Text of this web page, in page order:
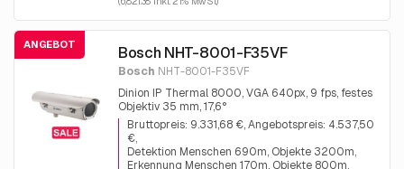
ANGEBOT Bosch NHT-8001-F35VF
Bosch NHT-8001-F35VF
Dinion IP Thermal 8000, VGA 640px, 9 fps, festes
Objektiv 35 mm, 17,6°
Bruttopreis: 9.331,68 €, Angebotspreis: 4.537,50
€
Detektion Menschen 690m, Objekte 3200m
Erkennung Menschen 170m, Objekte 800m